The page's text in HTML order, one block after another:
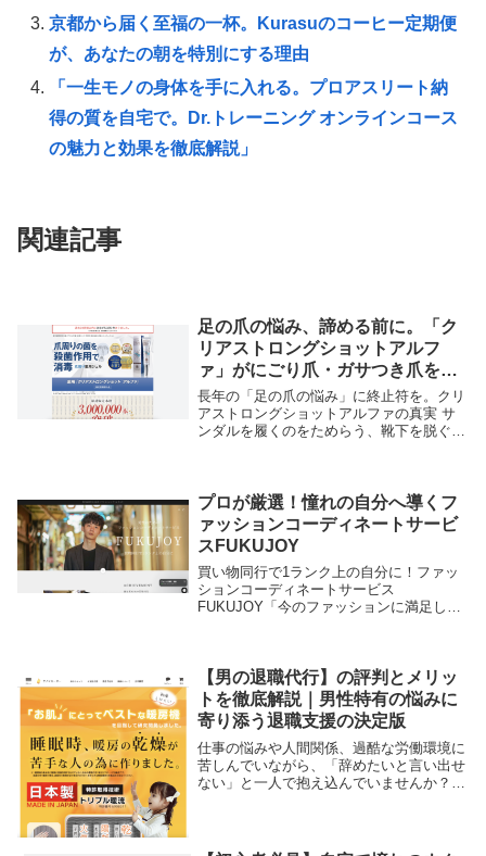
京都から届く至福の一杯。Kurasuのコーヒー定期便
が、あなたの朝を特別にする理由
「一生モノの身体を手に入れる。プロアスリート納
得の質を自宅で。Dr.トレーニング オンラインコース
の魅力と効果を徹底解説」
関連記事
足の爪の悩み、諦める前に。「ク
リアストロングショットアルフ
ァ」がにごり爪・ガサつき爪を根
本ケアする理由
長年の「足の爪の悩み」に終止符を。クリ
アストロングショットアルファの真実 サ
ンダルを履くのをためらう、靴下を脱ぐの
なフットケアで...
プロが厳選！憧れの自分へ導くフ
ァッションコーディネートサービ
スFUKUJOY
買い物同行で1ランク上の自分に！ファッ
ションコーディネートサービス
FUKUJOY「今のファッションに満足して
コーディネートサー...
【男の退職代行】の評判とメリッ
トを徹底解説｜男性特有の悩みに
寄り添う退職支援の決定版
仕事の悩みや人間関係、過酷な労働環境に
苦しんでいながら、「辞めたいと言い出せ
ない」と一人で抱え込んでいませんか？特
のです。そん...